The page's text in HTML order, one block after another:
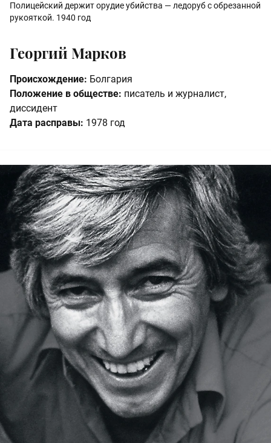
Полицейский держит орудие убийства — ледоруб с обрезанной
рукояткой. 1940 год
Георгий Марков
Происхождение: Болгария
Положение в обществе: писатель и журналист,
диссидент
Дата расправы: 1978 год